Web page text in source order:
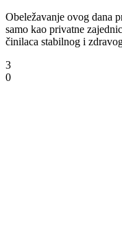
Obeležavanje ovog dana
samo kao privatne
činilaca stabilnog i
3
0